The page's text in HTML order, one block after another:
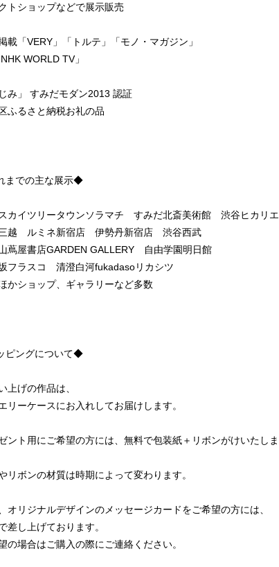
トショップなどで展示販売
載「VERY」「トルテ」「モノ・マガジン」
WORLD TV」
じみ」 すみだモダン2013 認証
ふるさと納税お礼の品
までの主な展示◆
カイツリータウンソラマチ すみだ北斎美術館 渋谷ヒカリエ
越 ルミネ新宿店 伊勢丹新宿店 渋谷西武
蔦屋書店GARDEN GALLERY 自由学園明日館
フラスコ 清澄白河fukadasoリカシツ
かショップ、ギャラリーなど多数
ピングについて◆
上げの作品は、
リーケースにお入れしてお届けします。
ント用にご希望の方には、無料で包装紙＋リボンがけいたしま
リボンの材質は時期によって変わります。
オリジナルデザインのメッセージカードをご希望の方には、
差し上げております。
の場合はご購入の際にご連絡ください。